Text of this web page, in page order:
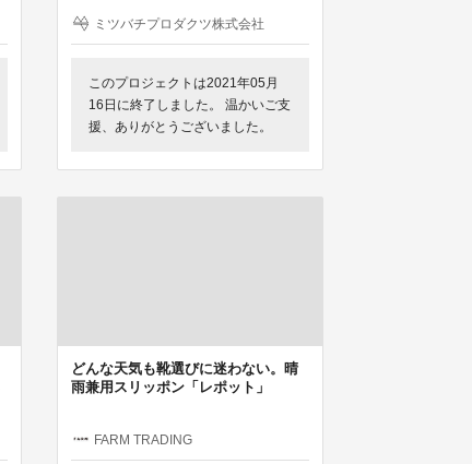
ミツバチプロダクツ株式会社
このプロジェクトは2021年05月
16日に終了しました。 温かいご支
援、ありがとうございました。
どんな天気も靴選びに迷わない。晴
雨兼用スリッポン「レポット」
FARM TRADING